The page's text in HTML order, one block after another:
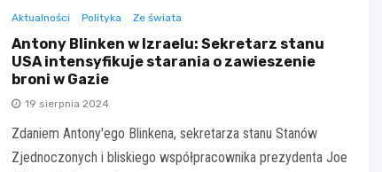
Aktualności Polityka Ze świata
Antony Blinken w Izraelu: Sekretarz stanu
USA intensyfikuje starania o zawieszenie
broni w Gazie
19 sierpnia 2024
Zdaniem Antony'ego Blinkena, sekretarza stanu Stanów
Zjednoczonych i bliskiego współpracownika prezydenta Joe